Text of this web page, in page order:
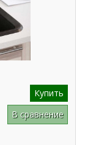
Купить
В сравнение